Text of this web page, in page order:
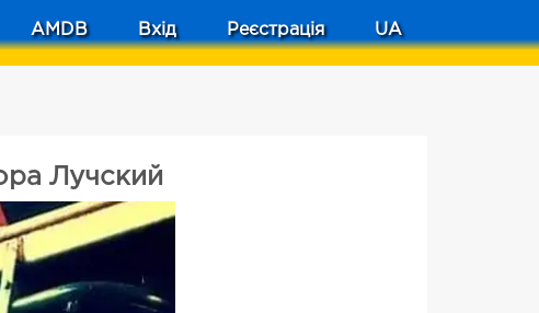
AMDB Вхід Реєстрація UA
Лучский